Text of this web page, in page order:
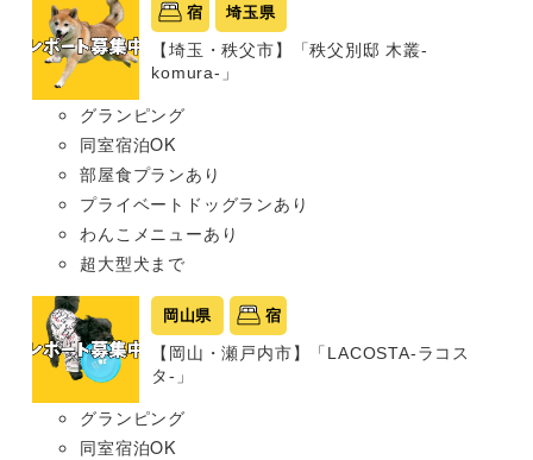
宿 埼玉県
【埼玉・秩父市】「秩父別邸 木叢-
komura-」
グランピング
同室宿泊OK
部屋食プランあり
プライベートドッグランあり
わんこメニューあり
超大型犬まで
岡山県 宿
【岡山・瀬戸内市】「LACOSTA-ラコス
タ-」
グランピング
同室宿泊OK